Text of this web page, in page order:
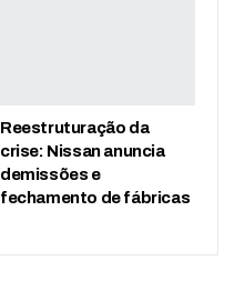
Reestruturação da
crise: Nissan anuncia
demissões e
fechamento de fábricas